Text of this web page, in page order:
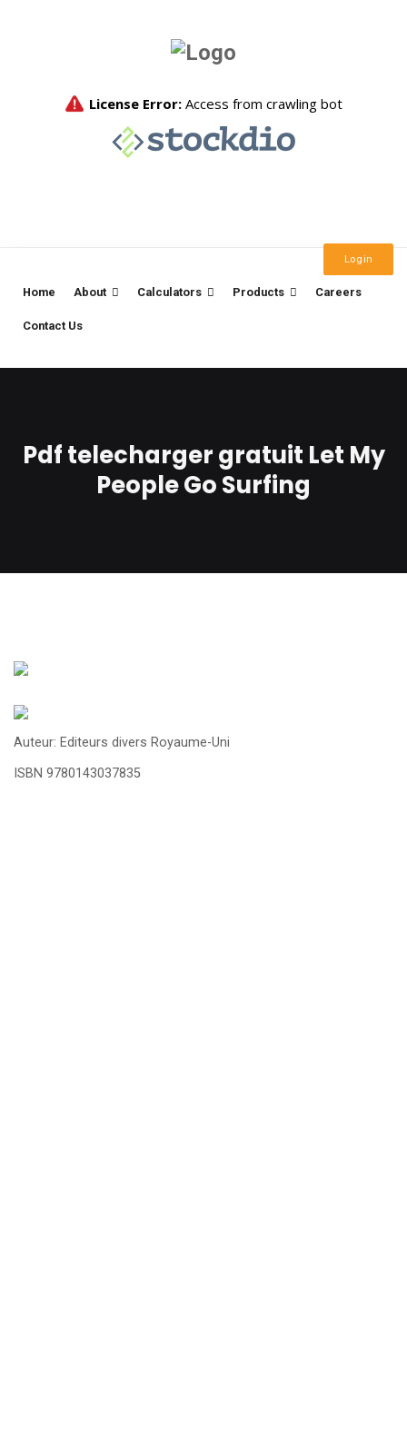
Login
Home About Calculators Products Careers
Contact Us
Pdf telecharger gratuit Let My
People Go Surfing
Auteur: Editeurs divers Royaume-Uni
ISBN 9780143037835